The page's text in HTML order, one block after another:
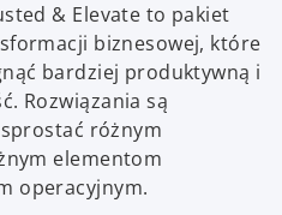
& Elevate to pakiet
biznesowej, które
bardziej produktywną i
Rozwiązania są
różnym
elementom
operacyjnym.